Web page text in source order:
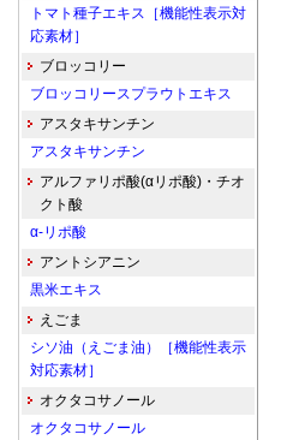
トマト種子エキス［機能性表示対
応素材］
ブロッコリー
ブロッコリースプラウトエキス
アスタキサンチン
アスタキサンチン
アルファリポ酸(αリポ酸)・チオ
クト酸
α-リポ酸
アントシアニン
黒米エキス
えごま
シソ油（えごま油）［機能性表示
対応素材］
オクタコサノール
オクタコサノール